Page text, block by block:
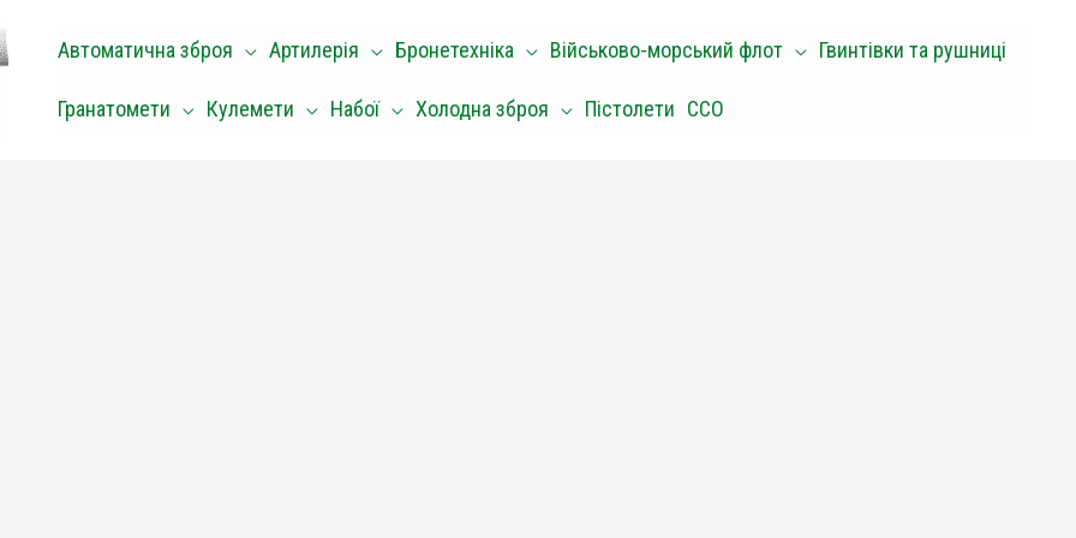
Автоматична зброя Артилерія Бронетехніка Військово-морський флот Гвинтівки та рушниці
Гранатомети Кулемети Набої Холодна зброя Пістолети ССО